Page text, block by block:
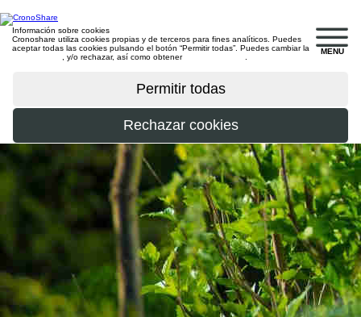
MENU
Información sobre cookies
Cronoshare utiliza cookies propias y de terceros para fines analíticos. Puedes
aceptar todas las cookies pulsando el botón “Permitir todas”. Puedes cambiar la
, y/o rechazar, así como obtener